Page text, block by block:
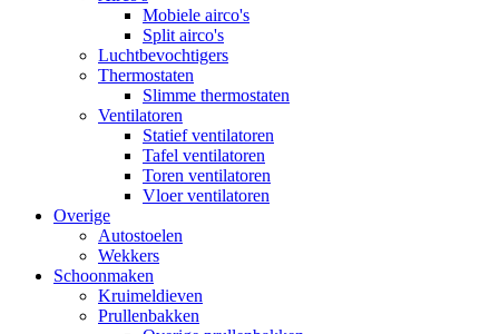
Mobiele airco's
Split airco's
Luchtbevochtigers
Thermostaten
Slimme thermostaten
Ventilatoren
Statief ventilatoren
Tafel ventilatoren
Toren ventilatoren
Vloer ventilatoren
Overige
Autostoelen
Wekkers
Schoonmaken
Kruimeldieven
Prullenbakken